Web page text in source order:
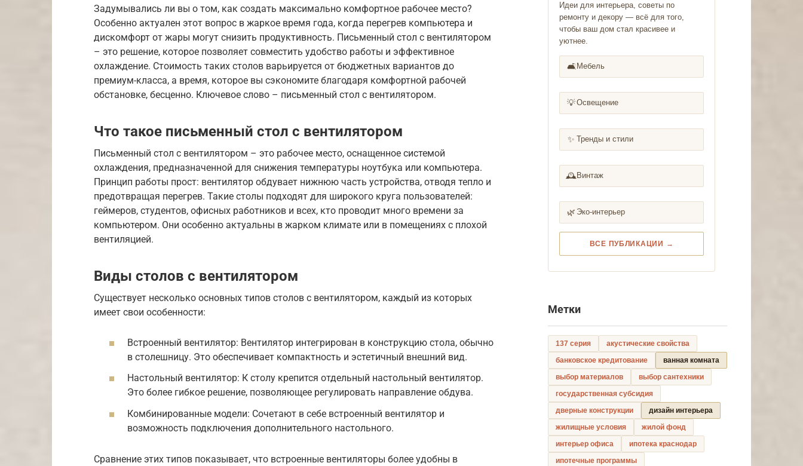
Задумывались ли вы о том, как создать максимально комфортное рабочее место?
Особенно актуален этот вопрос в жаркое время года, когда перегрев компьютера и
дискомфорт от жары могут снизить продуктивность. Письменный стол с вентилятором
– это решение, которое позволяет совместить удобство работы и эффективное
охлаждение. Стоимость таких столов варьируется от бюджетных вариантов до
премиум-класса, а время, которое вы сэкономите благодаря комфортной рабочей
обстановке, бесценно. Ключевое слово – письменный стол с вентилятором.
Что такое письменный стол с вентилятором
Письменный стол с вентилятором – это рабочее место, оснащенное системой
охлаждения, предназначенной для снижения температуры ноутбука или компьютера.
Принцип работы прост: вентилятор обдувает нижнюю часть устройства, отводя тепло и
предотвращая перегрев. Такие столы подходят для широкого круга пользователей:
геймеров, студентов, офисных работников и всех, кто проводит много времени за
компьютером. Они особенно актуальны в жарком климате или в помещениях с плохой
вентиляцией.
Виды столов с вентилятором
Существует несколько основных типов столов с вентилятором, каждый из которых
имеет свои особенности:
Встроенный вентилятор: Вентилятор интегрирован в конструкцию стола, обычно
в столешницу. Это обеспечивает компактность и эстетичный внешний вид.
Настольный вентилятор: К столу крепится отдельный настольный вентилятор.
Это более гибкое решение, позволяющее регулировать направление обдува.
Комбинированные модели: Сочетают в себе встроенный вентилятор и
возможность подключения дополнительного настольного.
Сравнение этих типов показывает, что встроенные вентиляторы более удобны в
Идеи для интерьера, советы по
ремонту и декору — всё для того,
чтобы ваш дом стал красивее и
уютнее.
🛋️ Мебель
💡Освещение
✨ Тренды и стили
🕰️ Винтаж
🌿 Эко-интерьер
ВСЕ ПУБЛИКАЦИИ →
Метки
137 серия
акустические свойства
банковское кредитование
ванная комната
выбор материалов
выбор сантехники
государственная субсидия
дверные конструкции
дизайн интерьера
жилищные условия
жилой фонд
интерьер офиса
ипотека краснодар
ипотечные программы